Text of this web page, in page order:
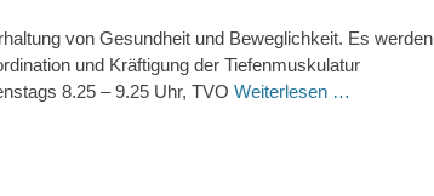
von Gesundheit und Beweglichkeit. Es werden
und Kräftigung der Tiefenmuskulatur
8.25 – 9.25 Uhr, TVO Weiterlesen …